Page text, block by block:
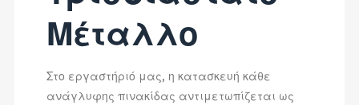
Μέταλλο
Στο εργαστήριό μας, η κατασκευή κάθε
ανάγλυφης πινακίδας αντιμετωπίζεται ως